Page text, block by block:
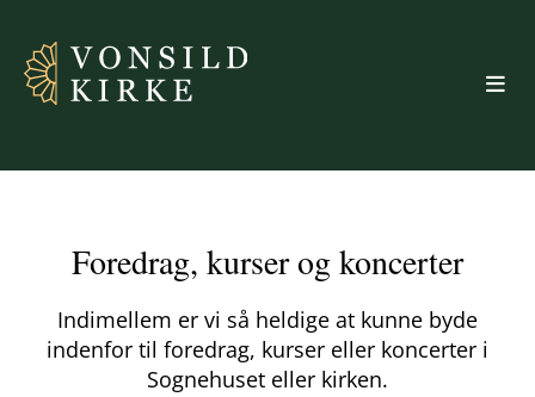
Foredrag, kurser og koncerter
Indimellem er vi så heldige at kunne byde
indenfor til foredrag, kurser eller koncerter i
Sognehuset eller kirken.